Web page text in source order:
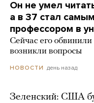
Он не умел
а в 37 стал
профессором в
Сейчас его
возникли вопросы
НОВОСТИ день назад
Зеленский: США